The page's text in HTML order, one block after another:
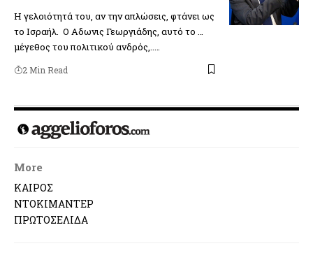
H γελοιότητά του, αν την απλώσεις, φτάνει ως
το Ισραήλ. Ο Αδωνις Γεωργιάδης, αυτό το …
μέγεθος του πολιτικού ανδρός,..…
2 Min Read
More
ΚΑΙΡΟΣ
ΝΤΟΚΙΜΑΝΤΕΡ
ΠΡΩΤΟΣΕΛΙΔΑ